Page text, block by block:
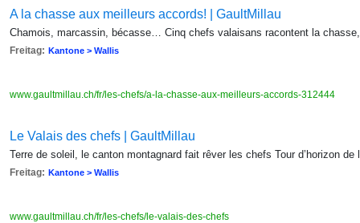
A la chasse aux meilleurs accords! | GaultMillau
Chamois, marcassin, bécasse… Cinq chefs valaisans racontent la
Freitag: Kantone > Wallis
www.gaultmillau.ch/fr/les-chefs/a-la-chasse-aux-meilleurs-accords-312444
Le Valais des chefs | GaultMillau
Terre de soleil, le canton montagnard fait rêver les chefs Tour d’horizon de
Freitag: Kantone > Wallis
www.gaultmillau.ch/fr/les-chefs/le-valais-des-chefs